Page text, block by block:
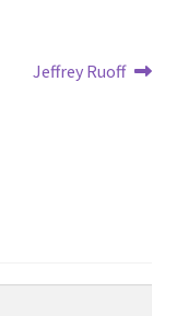
Article
Jeffrey Ruoff